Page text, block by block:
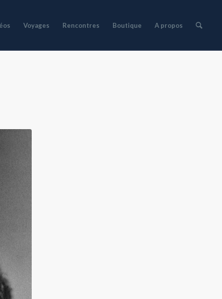
Voyages Rencontres Boutique A propos